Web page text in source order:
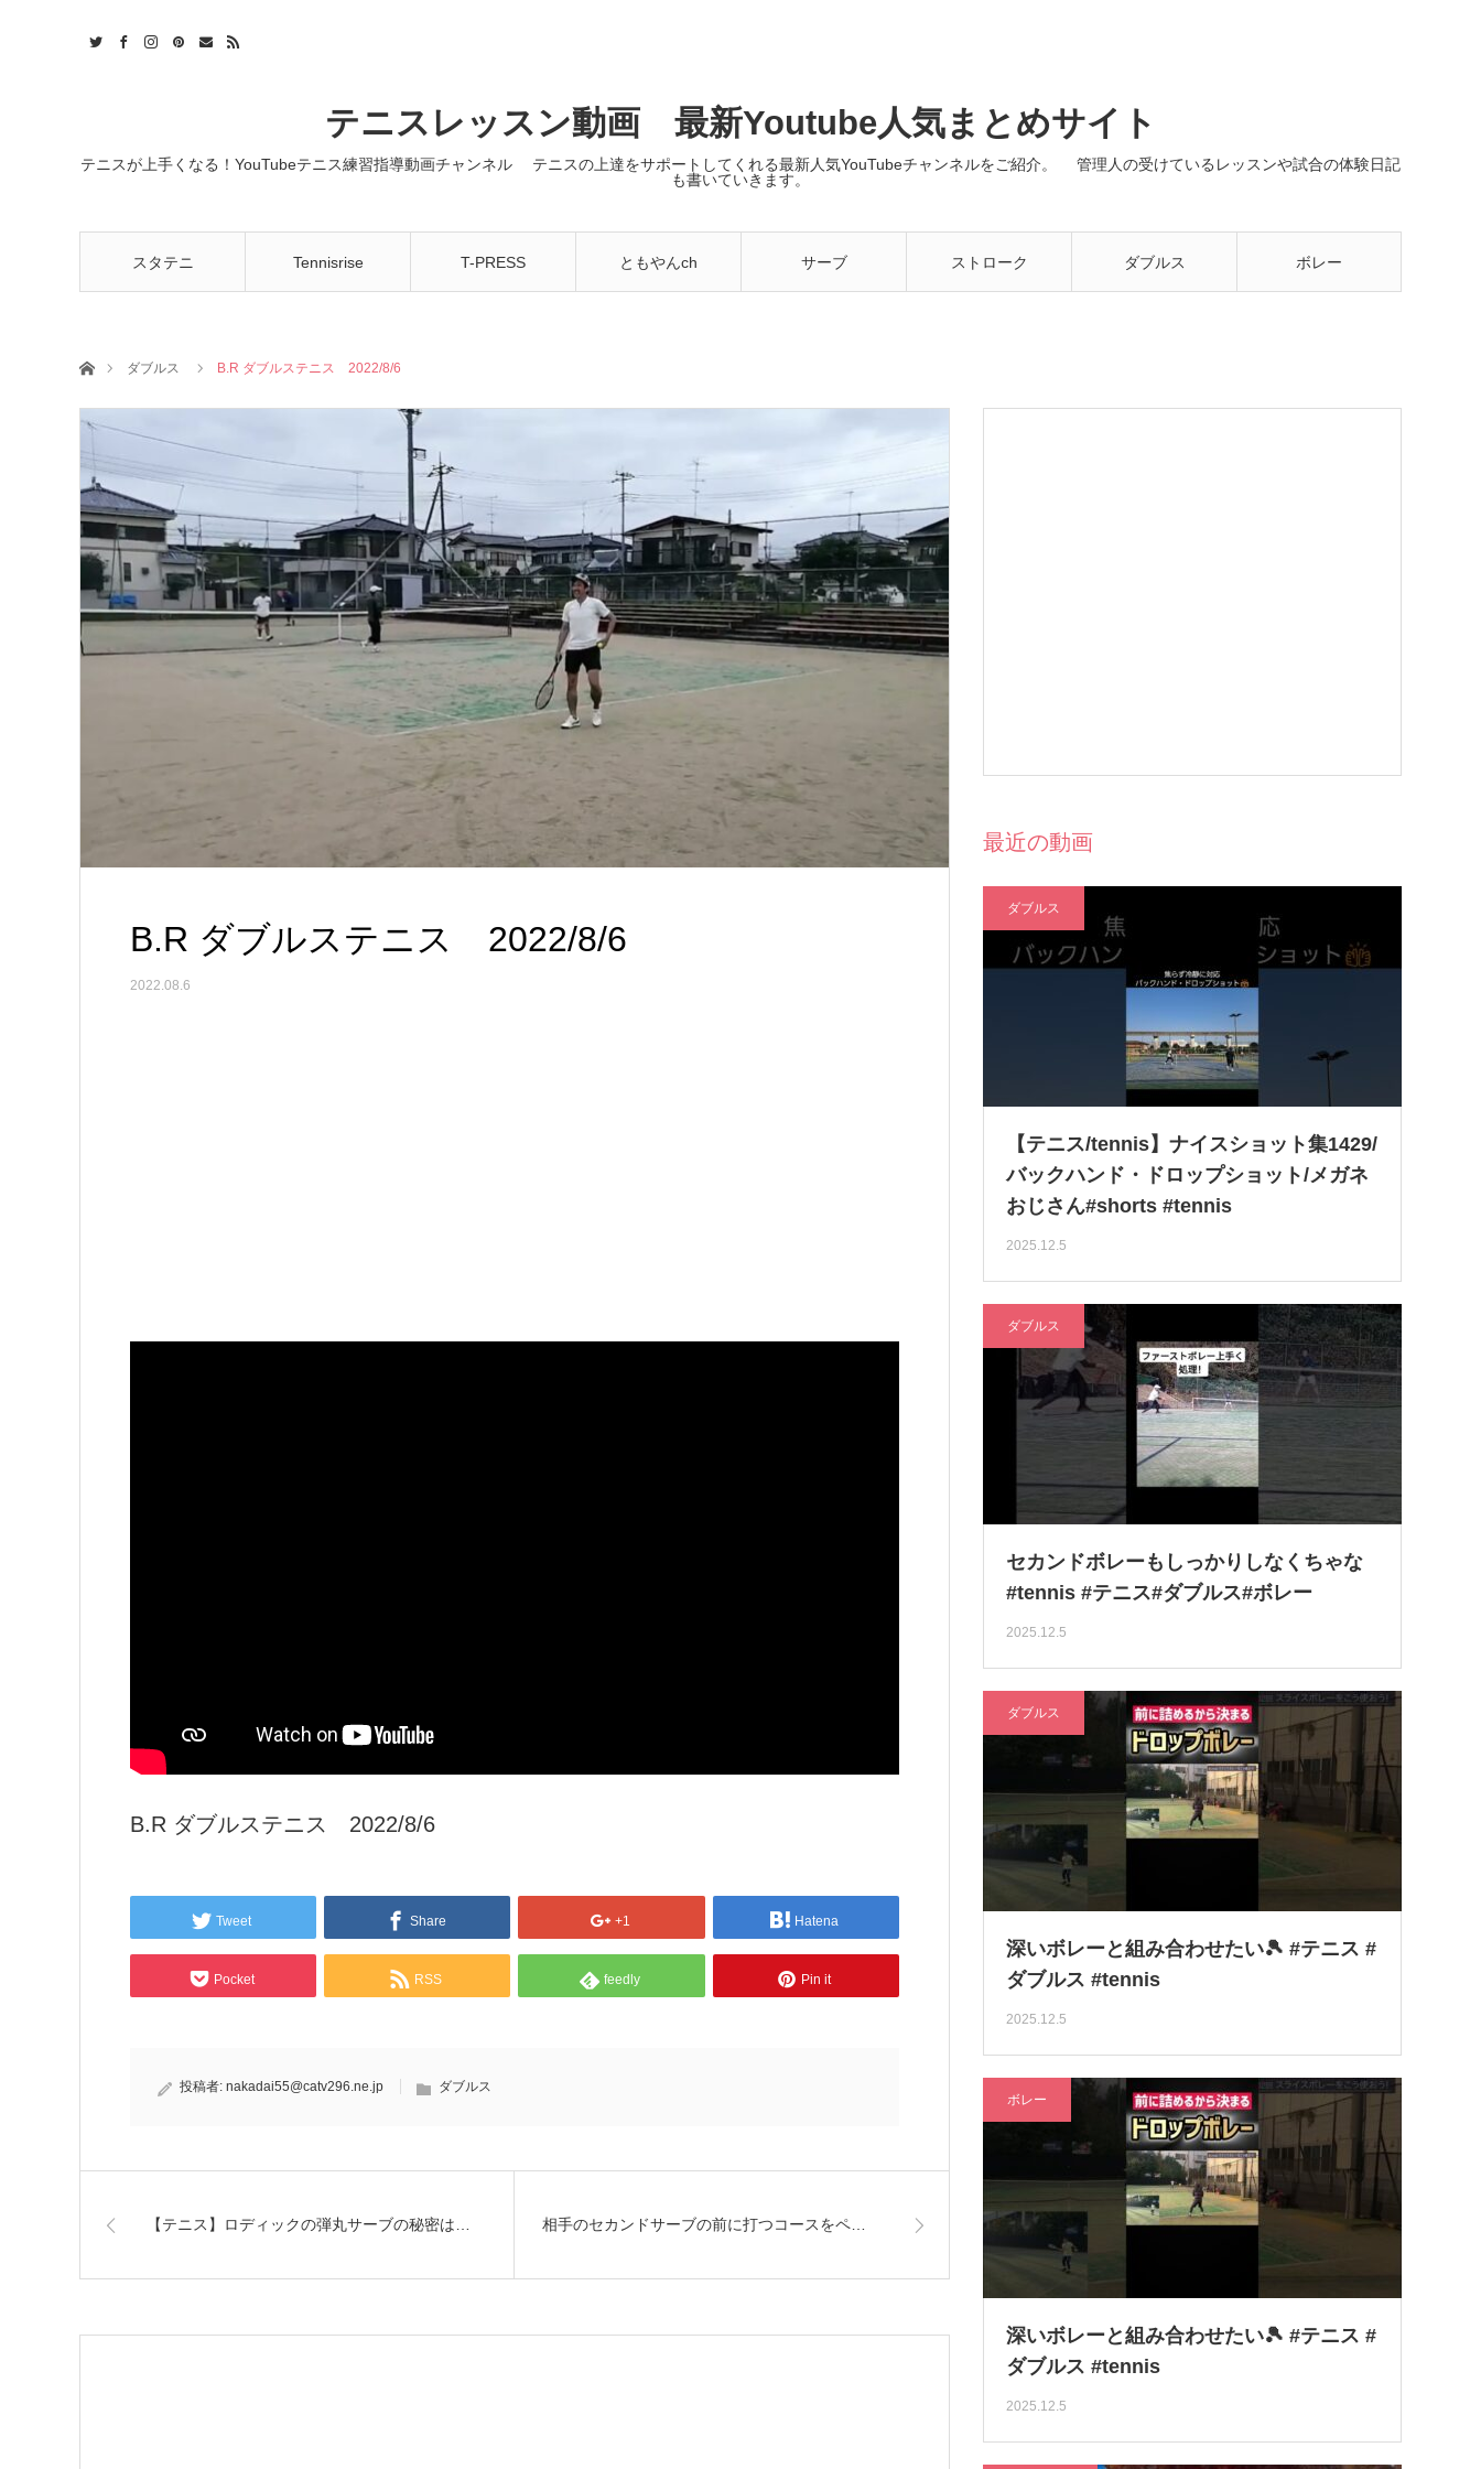
テニスレッスン動画 最新Youtube人気まとめサイト
テニスが上手くなる！YouTubeテニス練習指導動画チャンネル テニスの上達をサポートしてくれる最新人気YouTubeチャンネルをご紹介。 管理人の受けているレッスンや試合の体験日記
も書いていきます。
スタテニ Tennisrise T-PRESS ともやんch サーブ ストローク ダブルス ボレー
ホームダブルス B.R ダブルステニス 2022/8/6
B.R ダブルステニス 2022/8/6
2022.08.6
B.R ダブルステニス 2022/8/6
Tweet Share +1 Hatena
Pocket RSS feedly Pin it
投稿者: nakadai55@catv296.ne.jp ダブルス
【テニス】ロディックの弾丸サーブの秘密は… 相手のセカンドサーブの前に打つコースをペ…
最近の動画
ダブルス
【テニス/tennis】ナイスショット集1429/
バックハンド・ドロップショット/メガネ
おじさん#shorts #tennis
2025.12.5
ダブルス
セカンドボレーもしっかりしなくちゃな
#tennis #テニス#ダブルス#ボレー
2025.12.5
ダブルス
深いボレーと組み合わせたい🎾 #テニス #
ダブルス #tennis
2025.12.5
ボレー
深いボレーと組み合わせたい🎾 #テニス #
ダブルス #tennis
2025.12.5